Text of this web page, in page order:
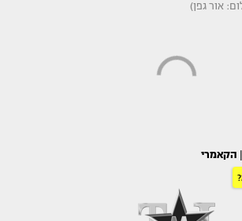
אור גפן)
הקאמרי